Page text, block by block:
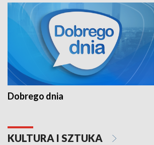
Dobrego dnia
KULTURA I SZTUKA